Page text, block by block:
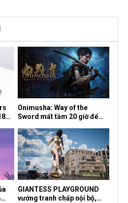
Onimusha: Way of the
Sword mất tầm 20 giờ để
dành cho newbie và lão làng
GIANTESS PLAYGROUND
vướng tranh chấp nội bộ,